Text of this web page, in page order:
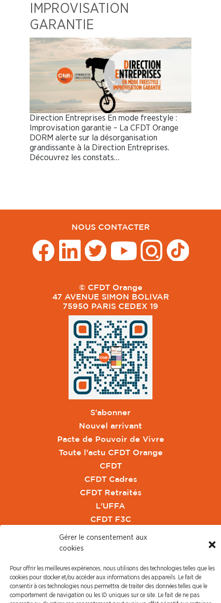
Gérer le consentement aux
cookies
Pour offrir les meilleures expériences, nous utilisons des technologies telles que les
cookies pour stocker et/ou accéder aux informations des appareils. Le fait de
consentir à ces technologies nous permettra de traiter des données telles que le
comportement de navigation ou les ID uniques sur ce site. Le fait de ne pas
IMPROVISATION
GARANTIE
Direction Entreprises En mode freestyle :
Improvisation garantie – La CFDT Orange
DORM alerte sur la désorganisation
grandissante à la Direction Entreprises.
Découvrez les constats…
NOUS CONTACTER
© CFDT Orange
47 AVENUE SIMON BOLIVAR
75950 PARIS CEDEX 19
S'abonner
Nouvel arrivant
Pacte de Pouvoir de Vivre
Toute l'actu CFDT Orange
CFDT
CFDT Cadres
CFDT Retraités
L'UFFA
CFDT F3C
PRESSE
Revue de Presse
Nous contacter